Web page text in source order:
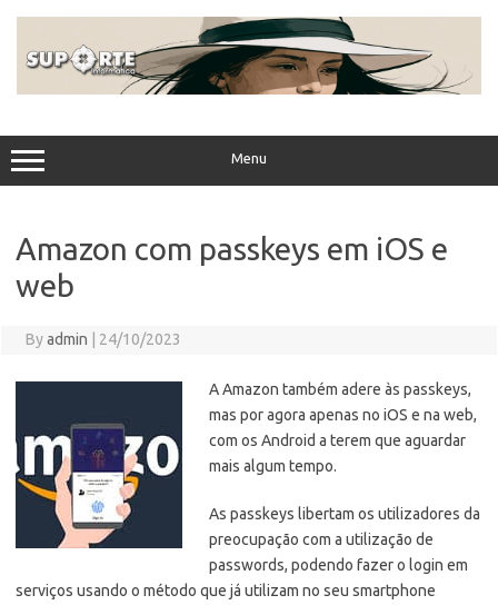
Menu
Amazon com passkeys em iOS e
web
Byadmin 24/10/2023
A Amazon também adere às passkeys,
mas por agora apenas no iOS e na web,
com os Android a terem que aguardar
mais algum tempo.
As passkeys libertam os utilizadores da
preocupação com a utilização de
passwords, podendo fazer o login em
serviços usando o método que já utilizam no seu smartphone